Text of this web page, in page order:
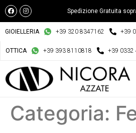
Spedizione Gratuita
GIOIELLERIA +39 320 8347162 +39
OTTICA +39 393 8110818 +39 0332
Categoria: